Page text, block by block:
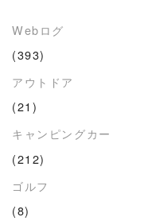
Webログ
(393)
アウトドア
(21)
キャンピングカー
(212)
ゴルフ
(8)